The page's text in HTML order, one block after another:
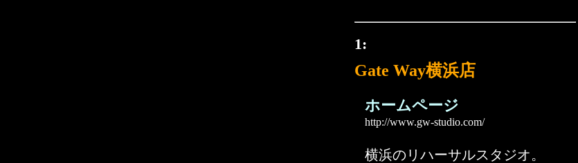
1:
Gate Way横浜店
ホームページ
http://www.gw-studio.com/
横浜のリハーサルスタジオ。